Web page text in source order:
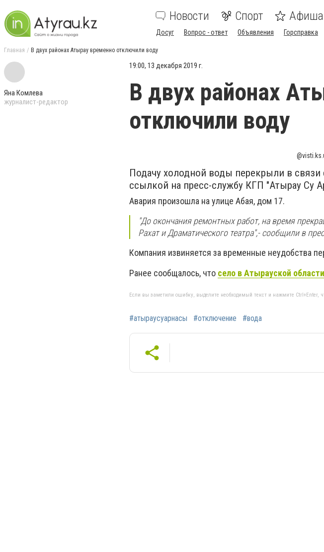
Новости Спорт Афиша
Досуг Вопрос - ответ Объявления Горсправка
Главная В двух районах Атырау временно отключили воду
Яна Комлева
журналист-редактор
19:00, 13 декабря 2019 г.
В двух районах
отключили воду
Подачу холодной воды перекрыли в связи
ссылкой на пресс-службу КГП "Атырау Су
Авария произошла на улице Абая, дом 17.
''До окончания ремонтных работ, на время
Рахат и Драматического театра'',- сообщили в
Компания извиняется за временные неудобства
Ранее сообщалось, что село в Атырауской
Если вы заметили ошибку, выделите необходимый текст и нажмите Ctrl+Enter,
#атыраусуарнасы #отключение #вода